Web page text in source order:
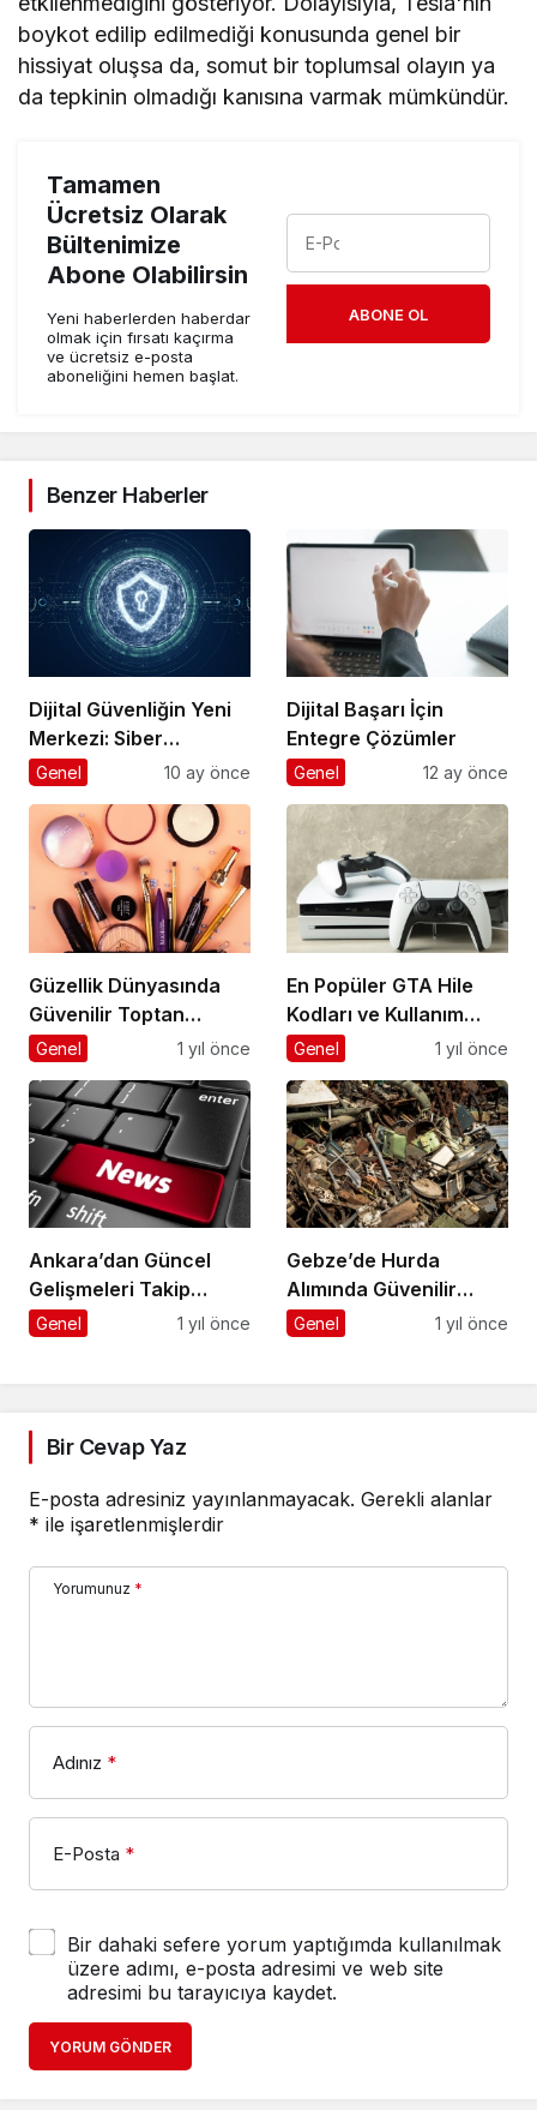
boykot edilip edilmediği konusunda genel bir
hissiyat oluşsa da, somut bir toplumsal olayın ya
da tepkinin olmadığı kanısına varmak mümkündür.
Tamamen
Ücretsiz Olarak
Bültenimize
Abone Olabilirsin
Yeni haberlerden haberdar
olmak için fırsatı kaçırma
ve ücretsiz e-posta
aboneliğini hemen başlat.
ABONE OL
Benzer Haberler
Dijital Güvenliğin Yeni
Merkezi: Siber
Güvenlikte Fark
Genel 10 ay önce
Dijital Başarı İçin
Entegre Çözümler
Genel 12 ay önce
Güzellik Dünyasında
Güvenilir Toptan
Kozmetik Adresi
Genel 1 yıl önce
En Popüler GTA Hile
Kodları ve Kullanım
Rehberi
Genel 1 yıl önce
Ankara’dan Güncel
Gelişmeleri Takip
Etmenin Yolu
Genel 1 yıl önce
Gebze’de Hurda
Alımında Güvenilir
Adres
Genel 1 yıl önce
Bir Cevap Yaz
E-posta adresiniz yayınlanmayacak. Gerekli alanlar
* ile işaretlenmişlerdir
Yorumunuz *
Adınız *
E-Posta *
Bir dahaki sefere yorum yaptığımda kullanılmak
üzere adımı, e-posta adresimi ve web site
adresimi bu tarayıcıya kaydet.
YORUM GÖNDER